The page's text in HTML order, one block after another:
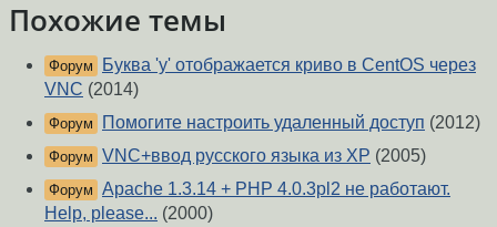
Похожие темы
Форум
Буква 'у' отображается криво в CentOS через
VNC (2014)
Форум Помогите настроить удаленный доступ (2012)
Форум VNC+ввод русского языка из XP (2005)
Форум Apache 1.3.14 + PHP 4.0.3pl2 не работают.
Help, please... (2000)